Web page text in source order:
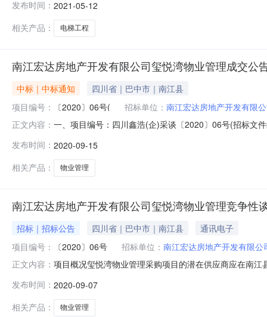
人联系电话18190129917招标代理机构四川省富盛工程
发布时间： 2021-05-12
相关产品：
电梯工程
南江宏达房地产开发有限公司玺悦湾物业管理成交公
中标｜中标通知
四川省｜巴中市｜南江县
项目编号：
〔2020〕06号( 招标单位： 南江宏达房地产开发有限
正文内容： 一、项目编号：四川鑫浩(企)采谈〔2020〕06号(招标文
务要求服务时间服务标准1南江县玺悦湾物业管理有限公
服务收
发布时间： 2020-09-15
相关产品：
物业管理
南江宏达房地产开发有限公司玺悦湾物业管理竞争性
招标｜招标公告 四川省｜巴中市｜南江县
通讯电子
项目编号：
〔2020〕06号 招标单位： 南江宏达房地产开发有限公
正文内容： 项目概况玺悦湾物业管理采购项目的潜在供应商应在南
万元(人民币)采购需求：详见谈判文件。合同履行期限：
发布时间： 2020-09-07
相关产品：
物业管理